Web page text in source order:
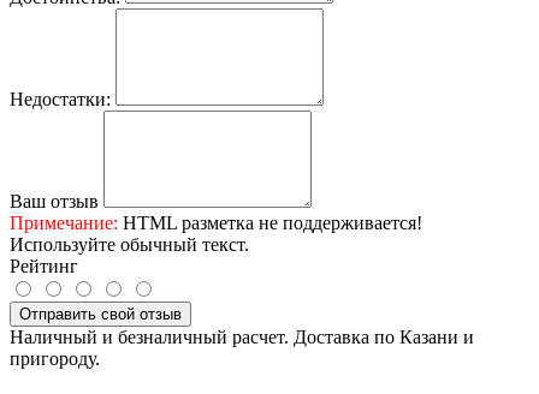
Недостатки:
Ваш отзыв
Примечание: HTML разметка не поддерживается!
Используйте обычный текст.
Рейтинг
Отправить свой отзыв
Наличный и безналичный расчет. Доставка по Казани и
пригороду.